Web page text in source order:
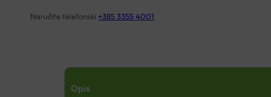
Naručite telefonski +385 3355 4001
Opis